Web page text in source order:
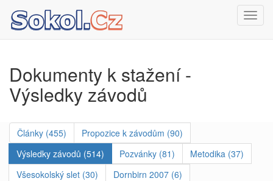
Dokumenty k stažení -
Výsledky závodů
Články (455)
Propozice k závodům (90)
Výsledky závodů (514)
Pozvánky (81)
Metodika (37)
Všesokolský slet (30)
Dornbirn 2007 (6)